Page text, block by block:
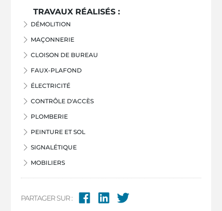
TRAVAUX RÉALISÉS :
DÉMOLITION
MAÇONNERIE
CLOISON DE BUREAU
FAUX-PLAFOND
ÉLECTRICITÉ
CONTRÔLE D'ACCÈS
PLOMBERIE
PEINTURE ET SOL
SIGNALÉTIQUE
MOBILIERS
PARTAGER SUR :